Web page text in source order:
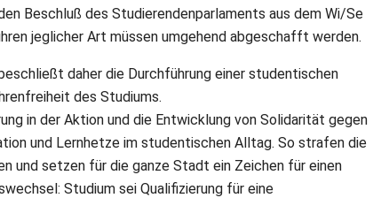
Beschluß des Studierendenparlaments aus dem Wi/Se
jeglicher Art müssen umgehend abgeschafft werden.
daher die Durchführung einer studentischen
des Studiums.
in der Aktion und die Entwicklung von Solidarität gegen
und Lernhetze im studentischen Alltag. So strafen die
und setzen für die ganze Stadt ein Zeichen für einen
Studium sei Qualifizierung für eine